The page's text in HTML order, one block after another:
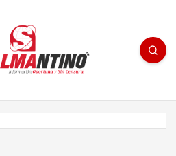
- medios/noticias/editorial